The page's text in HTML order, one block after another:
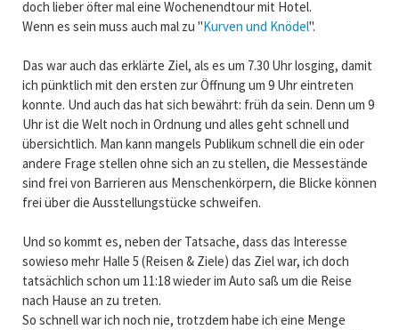
doch lieber öfter mal eine Wochenendtour mit Hotel.
Wenn es sein muss auch mal zu "Kurven und Knödel".
Das war auch das erklärte Ziel, als es um 7.30 Uhr losging, damit
ich pünktlich mit den ersten zur Öffnung um 9 Uhr eintreten
konnte. Und auch das hat sich bewährt: früh da sein. Denn um 9
Uhr ist die Welt noch in Ordnung und alles geht schnell und
übersichtlich. Man kann mangels Publikum schnell die ein oder
andere Frage stellen ohne sich an zu stellen, die Messestände
sind frei von Barrieren aus Menschenkörpern, die Blicke können
frei über die Ausstellungstücke schweifen.
Und so kommt es, neben der Tatsache, dass das Interesse
sowieso mehr Halle 5 (Reisen & Ziele) das Ziel war, ich doch
tatsächlich schon um 11:18 wieder im Auto saß um die Reise
nach Hause an zu treten.
So schnell war ich noch nie, trotzdem habe ich eine Menge